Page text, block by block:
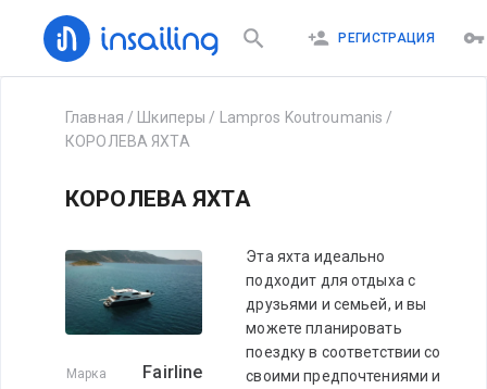
РЕГИСТРАЦИЯ
Главная / Шкиперы / Lampros Koutroumanis /
КОРОЛЕВА ЯХТА
КОРОЛЕВА ЯХТА
Марка Fairline
Эта яхта идеально
подходит для отдыха с
друзьями и семьей, и вы
можете планировать
поездку в соответствии со
своими предпочтениями и